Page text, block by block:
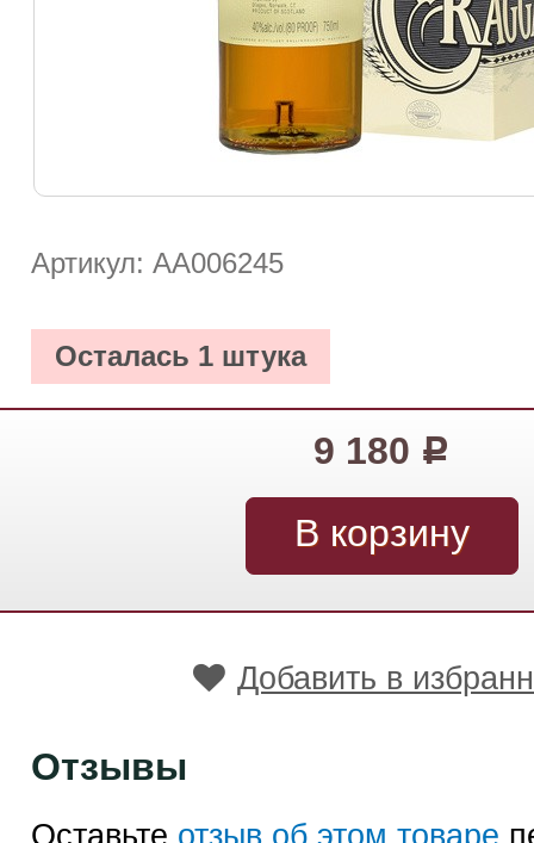
Артикул: АА006245
Осталась 1 штука
9 180 Р
Добавить в
Отзывы